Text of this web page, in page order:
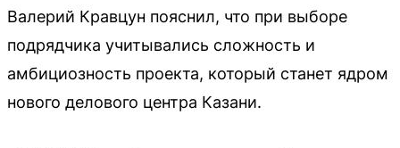
Валерий Кравцун пояснил, что при выборе
подрядчика учитывались сложность и
амбициозность проекта, который станет ядром
нового делового центра Казани.